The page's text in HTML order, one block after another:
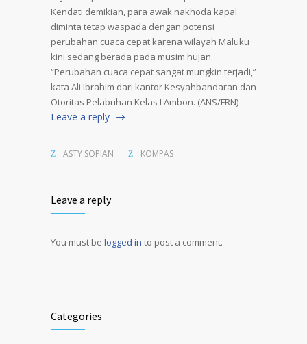
Kendati demikian, para awak nakhoda kapal
diminta tetap waspada dengan potensi
perubahan cuaca cepat karena wilayah Maluku
kini sedang berada pada musim hujan.
“Perubahan cuaca cepat sangat mungkin terjadi,”
kata Ali Ibrahim dari kantor Kesyahbandaran dan
Otoritas Pelabuhan Kelas I Ambon. (ANS/FRN)
Leave a reply
ASTY SOPIAN KOMPAS
Leave a reply
You must be logged in to post a comment.
Categories